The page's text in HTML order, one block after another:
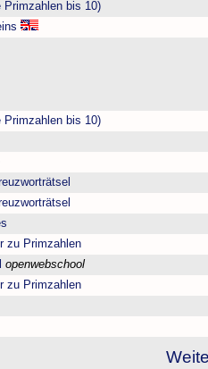
Primzahlen bis 10)
Primzahlen bis 10)
zu Primzahlen
openwebschool
zu Primzahlen